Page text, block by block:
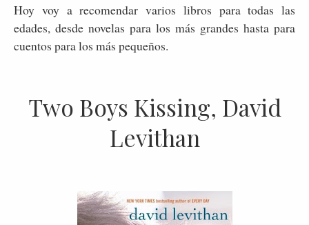
Hoy voy a recomendar varios libros para todas las
edades, desde novelas para los más grandes hasta para
cuentos para los más pequeños.
Two Boys Kissing, David
Levithan